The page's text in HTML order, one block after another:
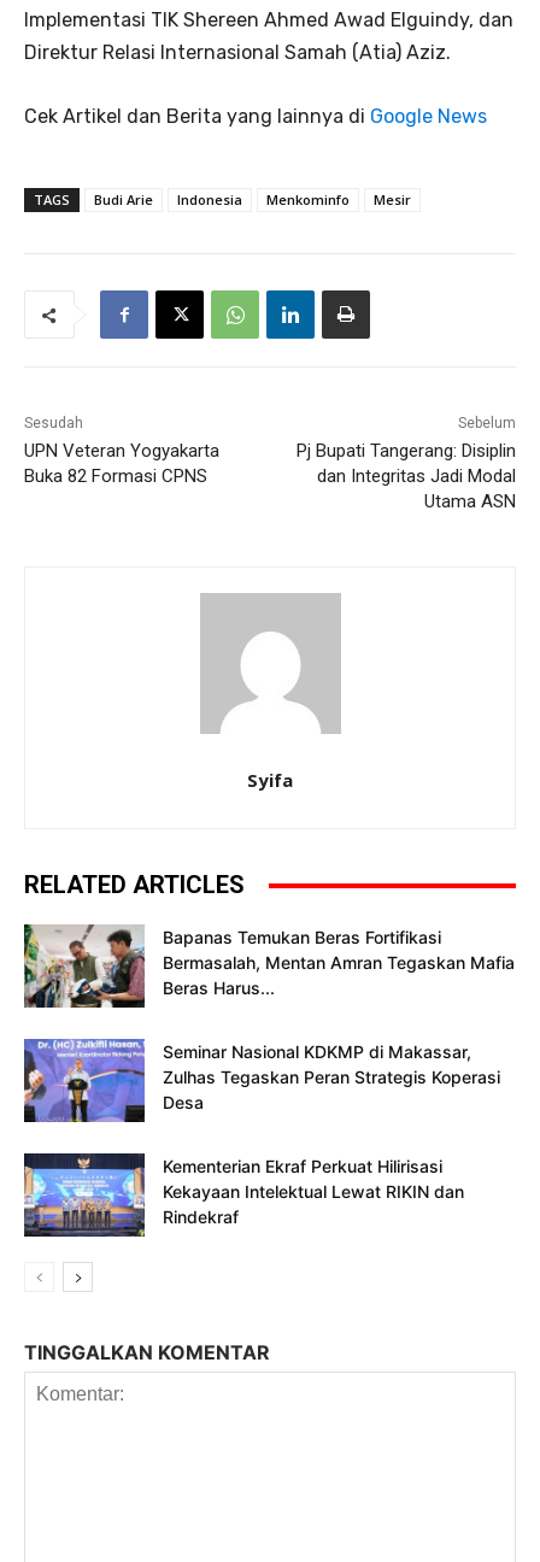
Implementasi TIK Shereen Ahmed Awad Elguindy, dan
Direktur Relasi Internasional Samah (Atia) Aziz.
Cek Artikel dan Berita yang lainnya di Google News
TAGS Budi Arie Indonesia Menkominfo Mesir
Sesudah
UPN Veteran Yogyakarta
Buka 82 Formasi CPNS
Sebelum
Pj Bupati Tangerang: Disiplin
dan Integritas Jadi Modal
Utama ASN
Syifa
RELATED ARTICLES
Bapanas Temukan Beras Fortifikasi
Bermasalah, Mentan Amran Tegaskan Mafia
Beras Harus...
Seminar Nasional KDKMP di Makassar,
Zulhas Tegaskan Peran Strategis Koperasi
Desa
Kementerian Ekraf Perkuat Hilirisasi
Kekayaan Intelektual Lewat RIKIN dan
Rindekraf
TINGGALKAN KOMENTAR